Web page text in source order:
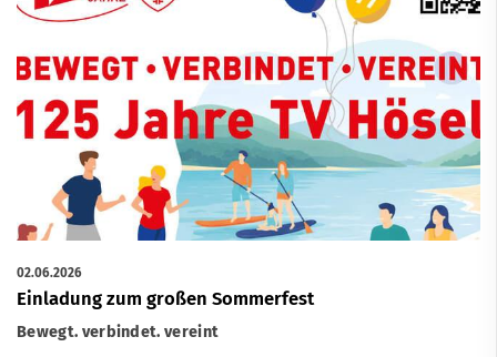
02.06.2026
Einladung zum großen Sommerfest
Bewegt. verbindet. vereint